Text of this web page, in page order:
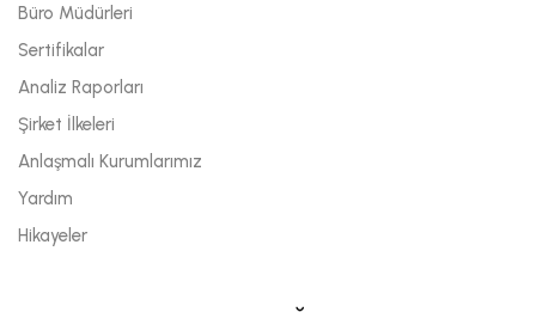
Büro Müdürleri
Sertifikalar
Analiz Raporları
Şirket İlkeleri
Anlaşmalı Kurumlarımız
Yardım
Hikayeler